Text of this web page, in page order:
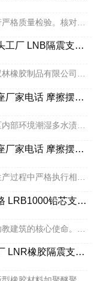
LNB橡胶隔震支座源头工厂 LNB隔震支座 建筑铅芯减隔震支座生产厂家
此次项目应用，是衡水双林橡胶制品有限公司隔震支座在西安地区现代化校园建设领域的规模化成功实践。衡水双林深耕隔震支座领域，贴合校园各类建筑的隔震需求，提供适配的产...
铅芯叠层橡胶隔震支座厂家电话 摩擦摆隔震支座FBD源头工厂 LNR900天然隔震支座源头工厂
铅芯叠层橡胶隔震支座厂家电话 摩擦摆隔震支座FBD源头工厂 LNR900天然隔震支座源头工厂
圆形隔震支座什么价格 LRB1000铅芯支座源头工厂 HDR1400高阻尼隔震支座源头工厂
抗拔减震支座源头工厂 LNR橡胶隔震支座1400(II型)生产厂家 的橡胶隔震支座源头工厂